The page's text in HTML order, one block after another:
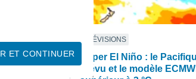
ET CONTINUER
un
PRÉVISIONS
Super El Niño : le
prévu et le modèle